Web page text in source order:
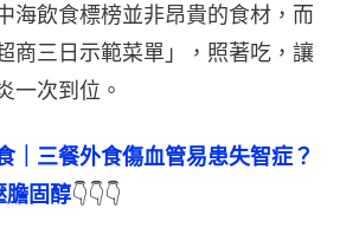
海飲食標榜並非昂貴的食材，而
商三日示範菜單」，照著吃，讓
一次到位。
｜三餐外食傷血管易患失智症？
膽固醇👇👇👇